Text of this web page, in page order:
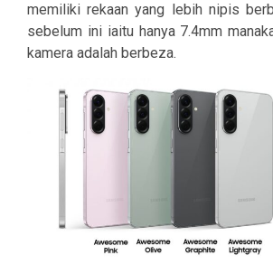
memiliki rekaan yang lebih nipis
sebelum ini iaitu hanya 7.4mm
kamera adalah berbeza.